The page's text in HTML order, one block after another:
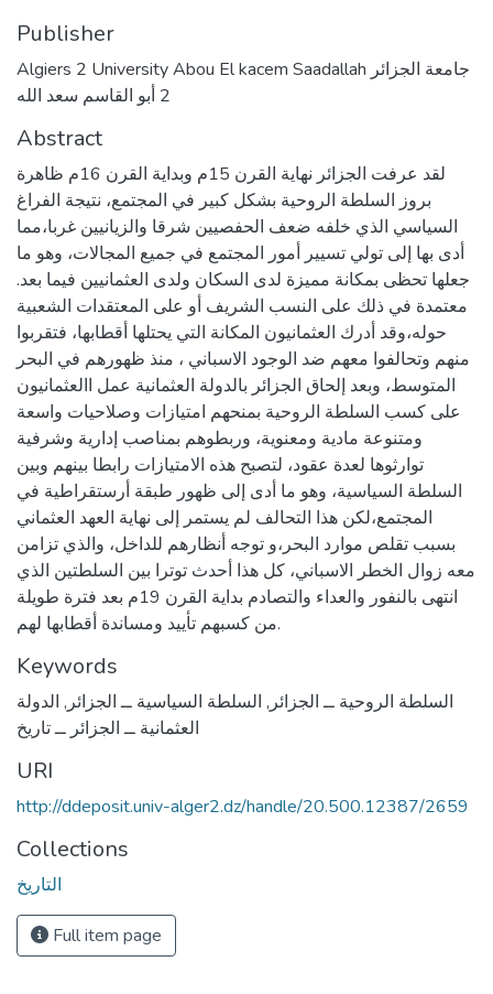
Publisher
Algiers 2 University Abou El kacem Saadallah جامعة الجزائر
2 أبو القاسم سعد الله
Abstract
لقد عرفت الجزائر نهاية القرن 15م وبداية القرن 16م ظاهرة
بروز السلطة الروحية بشكل كبير في المجتمع، نتيجة الفراغ
السياسي الذي خلفه ضعف الحفصيين شرقا والزيانيين غربا،مما
أدى بها إلى تولي تسيير أمور المجتمع في جميع المجالات، وهو ما
جعلها تحظى بمكانة مميزة لدى السكان ولدى العثمانيين فيما بعد.
معتمدة في ذلك على النسب الشريف أو على المعتقدات الشعبية
حوله،وقد أدرك العثمانيون المكانة التي يحتلها أقطابها، فتقربوا
منهم وتحالفوا معهم ضد الوجود الاسباني ، منذ ظهورهم في البحر
المتوسط، وبعد إلحاق الجزائر بالدولة العثمانية عمل االعثمانيون
على كسب السلطة الروحية بمنحهم امتيازات وصلاحيات واسعة
ومتنوعة مادية ومعنوية، وربطوهم بمناصب إدارية وشرفية
توارثوها لعدة عقود، لتصبح هذه الامتيازات رابطا بينهم وبين
السلطة السياسية، وهو ما أدى إلى ظهور طبقة أرستقراطية في
المجتمع،لكن هذا التحالف لم يستمر إلى نهاية العهد العثماني
بسبب تقلص موارد البحر،و توجه أنظارهم للداخل، والذي تزامن
معه زوال الخطر الاسباني، كل هذا أحدث توترا بين السلطتين الذي
انتهى بالنفور والعداء والتصادم بداية القرن 19م بعد فترة طويلة
من كسبهم تأييد ومساندة أقطابها لهم.
Keywords
السلطة الروحية ــ الجزائر , السلطة السياسية ــ الجزائر , الدولة
العثمانية ــ الجزائر ــ تاريخ
URI
http://ddeposit.univ-alger2.dz/handle/20.500.12387/2659
Collections
التاريخ
Full item page